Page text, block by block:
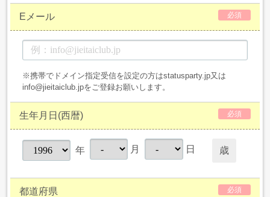
Eメール 必須
※携帯でドメイン指定受信を設定の方はstatusparty.jp又は
info@jieitaiclub.jpをご登録お願いします。
生年月日(西暦) 必須
年 月 日 歳
都道府県 必須